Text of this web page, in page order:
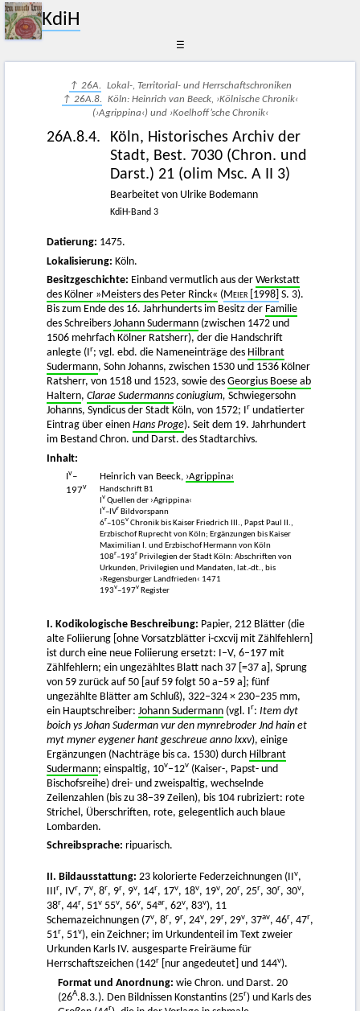
KdiH
☰
↑ 26A. Lokal-, Territorial- und Herrschaftschroniken
↑ 26A.8. Köln: Heinrich van Beeck, ›Kölnische Chronik‹
(›Agrippina‹) und ›Koelhoff’sche Chronik‹
26A.8.4.
Köln, Historisches Archiv der
Stadt, Best. 7030 (Chron. und
Darst.) 21 (olim Msc. A II 3)
Bearbeitet von Ulrike Bodemann
KdiH-Band 3
Datierung: 1475.
Lokalisierung: Köln.
Besitzgeschichte: Einband vermutlich aus der Werkstatt
des Kölner »Meisters des Peter Rinck« (Meier [1998] S. 3).
Bis zum Ende des 16. Jahrhunderts im Besitz der Familie
des Schreibers Johann Sudermann (zwischen 1472 und
1506 mehrfach Kölner Ratsherr), der die Handschrift
anlegte (Ir; vgl. ebd. die Nameneinträge des Hilbrant
Sudermann, Sohn Johanns, zwischen 1530 und 1536 Kölner
Ratsherr, von 1518 und 1523, sowie des Georgius Boese ab
Haltern, Clarae Sudermanns coniugium, Schwiegersohn
Johanns, Syndicus der Stadt Köln, von 1572; Ir undatierter
Eintrag über einen Hans Proge). Seit dem 19. Jahrhundert
im Bestand Chron. und Darst. des Stadtarchivs.
Inhalt:
v–
197v
Heinrich van Beeck, ›Agrippina‹
Handschrift B1
v Quellen der ›Agrippina‹
v–IVr Bildvorspann
6r–105v Chronik bis Kaiser Friedrich III., Papst Paul II.,
Erzbischof Ruprecht von Köln; Ergänzungen bis Kaiser
Maximilian I. und Erzbischof Hermann von Köln
108r–193r Privilegien der Stadt Köln: Abschriften von
Urkunden, Privilegien und Mandaten, lat.-dt., bis
›Regensburger Landfrieden‹ 1471
193v–197v Register
I. Kodikologische Beschreibung: Papier, 212 Blätter (die
alte Foliierung [ohne Vorsatzblätter i-cxcvij mit Zählfehlern]
ist durch eine neue Foliierung ersetzt: I–V, 6–197 mit
Zählfehlern; ein ungezähltes Blatt nach 37 [=37 a], Sprung
von 59 zurück auf 50 [auf 59 folgt 50 a–59 a]; fünf
ungezählte Blätter am Schluß), 322–324 × 230–235 mm,
ein Hauptschreiber: Johann Sudermann (vgl. Ir: Item dyt
boich ys Johan Suderman vur den mynrebroder Jnd hain et
myt myner eygener hant geschreue anno lxxv), einige
Ergänzungen (Nachträge bis ca. 1530) durch Hilbrant
Sudermann; einspaltig, 10v–12v (Kaiser-, Papst- und
Bischofsreihe) drei- und zweispaltig, wechselnde
Zeilenzahlen (bis zu 38–39 Zeilen), bis 104 rubriziert: rote
Strichel, Überschriften, rote, gelegentlich auch blaue
Lombarden.
Schreibsprache: ripuarisch.
II. Bildausstattung: 23 kolorierte Federzeichnungen (IIv,
IIIr, IVr, 7v, 8r, 9r, 9v, 14r, 17v, 18v, 19v, 20r, 25r, 30r, 30v,
38r, 44r, 51v 55v, 56v, 54ar, 62v, 83v), 11
Schemazeichnungen (7v, 8r, 9r, 24v, 29r, 29v, 37av, 46r, 47r,
51r, 51v), ein Zeichner; im Urkundenteil im Text zweier
Urkunden Karls IV. ausgesparte Freiräume für
Herrschaftszeichen (142r [nur angedeutet] und 144v).
Format und Anordnung: wie Chron. und Darst. 20
(26A.8.3.). Den Bildnissen Konstantins (25r) und Karls des
r